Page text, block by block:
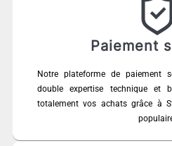
Paiement
Notre plateforme de paiement
double expertise technique et
totalement vos achats grâce à